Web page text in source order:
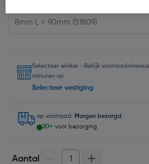
Selecteer winkel - Bekijk
minuten op
Selecteer vestiging
op voorraad. Morgen bezorgd .
20+ voor bezorging
Aantal